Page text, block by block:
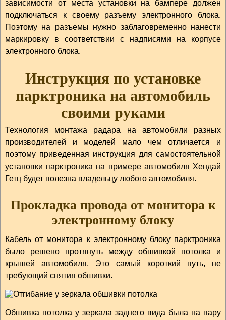
зависимости от места установки на бампере должен
подключаться к своему разъему электронного блока.
Поэтому на разъемы нужно заблаговременно нанести
маркировку в соответствии с надписями на корпусе
электронного блока.
Инструкция по установке
парктроника на автомобиль
своими руками
Технология монтажа радара на автомобили разных
производителей и моделей мало чем отличается и
поэтому приведенная инструкция для самостоятельной
установки парктроника на примере автомобиля Хендай
Гетц будет полезна владельцу любого автомобиля.
Прокладка провода от монитора к
электронному блоку
Кабель от монитора к электронному блоку парктроника
было решено протянуть между обшивкой потолка и
крышей автомобиля. Это самый короткий путь, не
требующий снятия обшивки.
Обшивка потолка у зеркала заднего вида была на пару